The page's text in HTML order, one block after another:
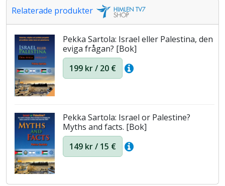
Relaterade produkter
Pekka Sartola: Israel eller Palestina, den
eviga frågan? [Bok]
199 kr / 20 €
Pekka Sartola: Israel or Palestine?
Myths and facts. [Bok]
149 kr / 15 €